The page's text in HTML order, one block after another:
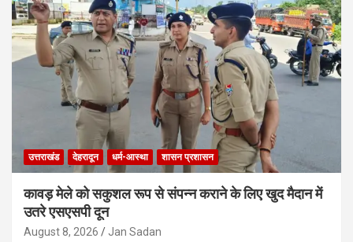
उत्तराखंड देहरादून धर्म-आस्था शासन प्रशासन
कावड़ मेले को सकुशल रूप से संपन्न कराने के लिए खुद मैदान में
उतरे एसएसपी दून
August 8, 2026 Jan Sadan